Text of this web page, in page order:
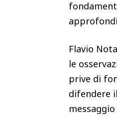
Flavio
le
prive di
difendere